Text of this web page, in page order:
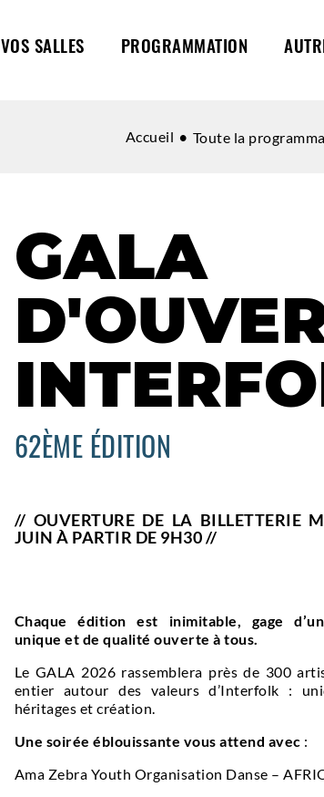
VOS SALLES PROGRAMMATION
Accueil Toute la
GALA
62ÈME ÉDITION
// OUVERTURE DE LA BILLETTERIE
JUIN À PARTIR DE 9H30 //
Chaque édition est inimitable, gage
unique et de qualité ouverte à tous.
Le GALA 2026 rassemblera près de 300
entier autour des valeurs d’Interfolk :
héritages et création.
Une soirée éblouissante vous attend avec :
Ama Zebra Youth Organisation Danse –